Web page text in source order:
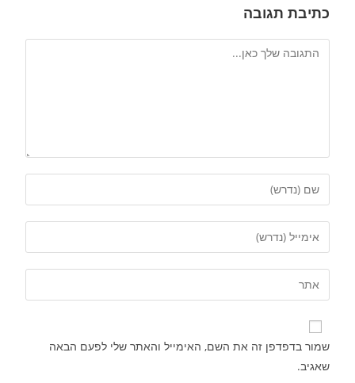
כתיבת תגובה
שמור בדפדפן זה את השם, האימייל והאתר שלי לפעם הבאה
שאגיב.